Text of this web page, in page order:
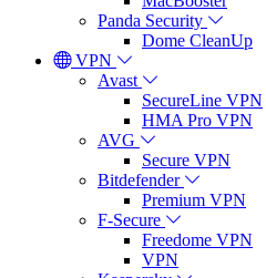
Panda Security
Dome CleanUp
VPN
Avast
SecureLine VPN
HMA Pro VPN
AVG
Secure VPN
Bitdefender
Premium VPN
F-Secure
Freedome VPN
VPN